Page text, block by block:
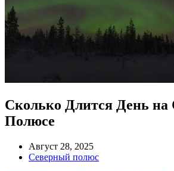
Сколько Длится День на
Полюсе
Август 28, 2025
Северный полюс